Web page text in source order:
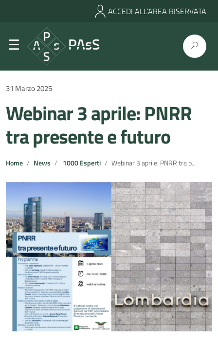
ACCEDI ALL’AREA RISERVATA
31 Marzo 2025
Webinar 3 aprile: PNRR
tra presente e futuro
Home News 1000 Esperti Webinar 3 aprile: PNRR tra presente e futuro